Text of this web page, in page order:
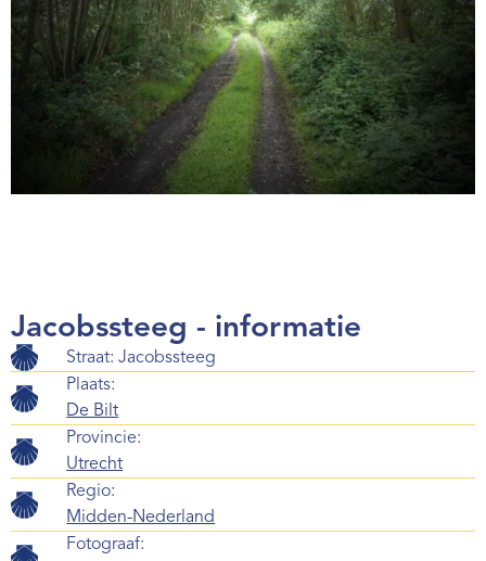
Jacobssteeg - informatie
Straat: Jacobssteeg
Plaats:
De Bilt
Provincie:
Utrecht
Regio:
Midden-Nederland
Fotograaf: